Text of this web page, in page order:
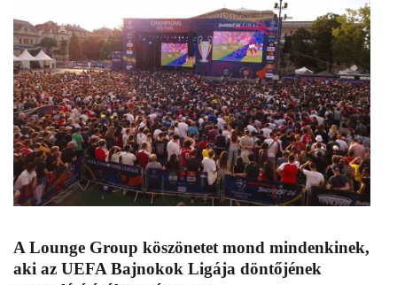
A Lounge Group köszönetet mond mindenkinek,
aki az UEFA Bajnokok Ligája döntőjének